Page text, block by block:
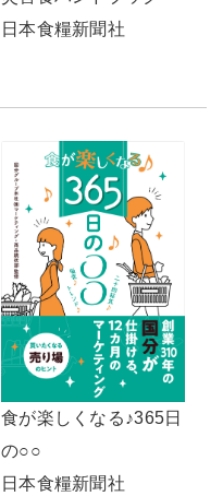
日本食糧新聞社
食が楽しくなる♪365日
の○○
日本食糧新聞社